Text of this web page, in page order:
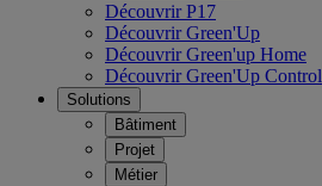
Découvrir P17
Découvrir Green'Up
Découvrir Green'up Home
Découvrir Green'Up Control
Solutions
Bâtiment
Projet
Métier